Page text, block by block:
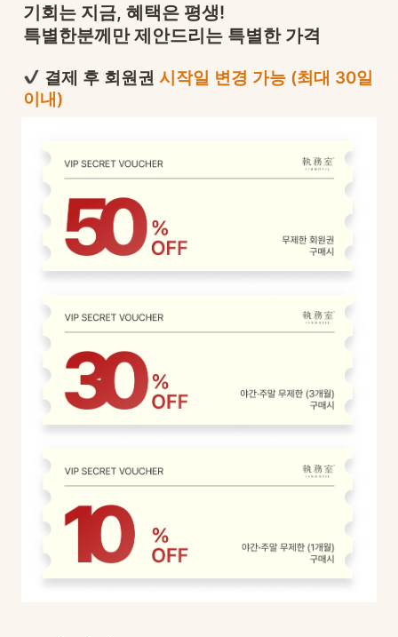
기회는 지금, 혜택은 평생!
특별한분께만 제안드리는 특별한 가격
결제 후 회원권 시작일 변경 가능 (최대 30일
이내)